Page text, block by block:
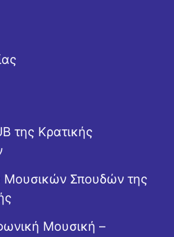
της Κρατικής
Σπουδών της
Μουσική –